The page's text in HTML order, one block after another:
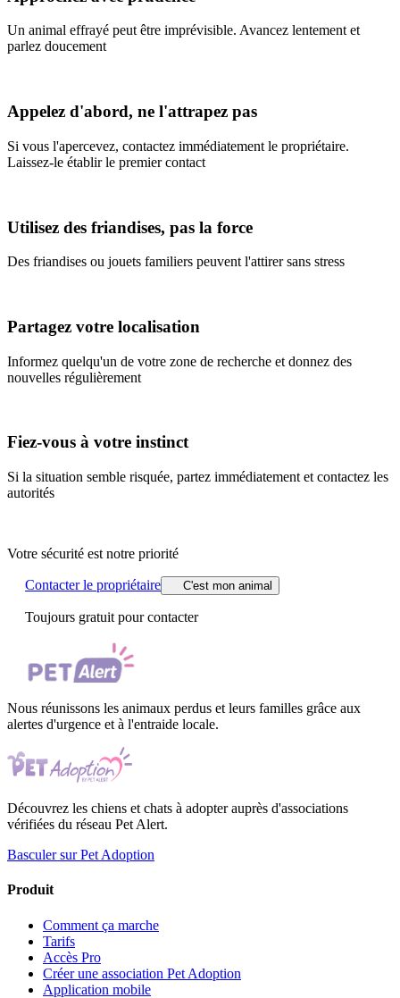
Un animal effrayé peut être imprévisible. Avancez lentement et
parlez doucement
Appelez d'abord, ne l'attrapez pas
Si vous l'apercevez, contactez immédiatement le propriétaire.
Laissez-le établir le premier contact
Utilisez des friandises, pas la force
Des friandises ou jouets familiers peuvent l'attirer sans stress
Partagez votre localisation
Informez quelqu'un de votre zone de recherche et donnez des
nouvelles régulièrement
Fiez-vous à votre instinct
Si la situation semble risquée, partez immédiatement et contactez les
autorités
Votre sécurité est notre priorité
Contacter le propriétaire C'est mon animal
Toujours gratuit pour contacter
Nous réunissons les animaux perdus et leurs familles grâce aux
alertes d'urgence et à l'entraide locale.
Découvrez les chiens et chats à adopter auprès d'associations
vérifiées du réseau Pet Alert.
Basculer sur Pet Adoption
Produit
Comment ça marche
Tarifs
Accès Pro
Créer une association Pet Adoption
Application mobile